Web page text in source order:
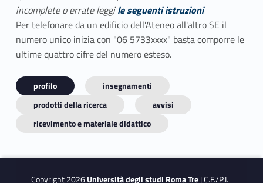
incomplete o errate leggile seguenti istruzioni
Per telefonare da un edificio dell'Ateneo all'altro SE il
numero unico inizia con "06 5733xxxx" basta comporre le
ultime quattro cifre del numero esteso.
profilo
insegnamenti
prodotti della ricerca
avvisi
ricevimento e materiale didattico
Copyright 2026Università degli studi Roma Tre| C.F./P.I.